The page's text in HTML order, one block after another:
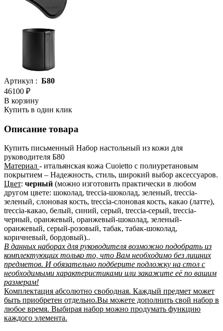
Артикул : Б80
46100 ₽
В корзину
Купить в один клик
Описание товара
Купить письменный Набор настольный из кожи для
руководителя Б80
Материал - итальянская кожа Cuoietto с полиуретановым
покрытием – Надежность, стиль, широкий выбор аксессуаров.
Цвет: черный (можно изготовить практически в любом
другом цвете: шоколад, treccia-шоколад, зеленый, treccia-
зеленый, слоновая кость, treccia-слоновая кость, какао (латте),
treccia-какао, белый, синий, серый, treccia-серый, treccia-
черный, оранжевый, оранжевый-шоколад, зеленый-
оранжевый, серый-розовый, табак, табак-шоколад,
коричневый, бордовый)..
В данных наборах для руководителя возможно подобрать из
комплектующих только то, что Вам необходимо без лишних
предметов. И обязательно подберите подложку на стол с
необходимыми характеристиками или закажите её по вашим
размерам!
Комплектация абсолютно свободная. Каждый предмет может
быть приобретен отдельно.Вы можете дополнить свой набор в
любое время. Выбирая набор можно продумать функцию
каждого элемента.